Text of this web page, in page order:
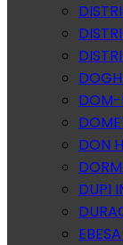
DON
DUPI